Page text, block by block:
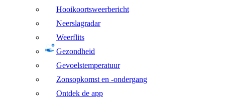
Hooikoortsweerbericht
Neerslagradar
Weerflits
Gezondheid
Gevoelstemperatuur
Zonsopkomst en -ondergang
Ontdek de app